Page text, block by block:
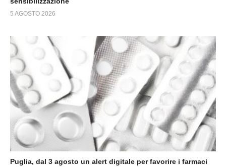
5 AGOSTO 2026
Puglia, dal 3 agosto un alert digitale per favorire i farmaci